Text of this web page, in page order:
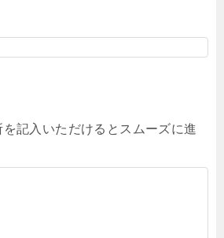
記入いただけるとスムーズに進